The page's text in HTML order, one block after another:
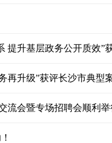
提升基层政务公开质效”
再升级”获评长沙市典型
流会暨专场招聘会顺利举